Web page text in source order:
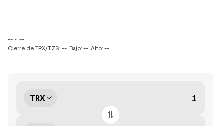
-- ~ --
Cierre de TRX/TZS: -- Bajo: -- Alto: --
TRX